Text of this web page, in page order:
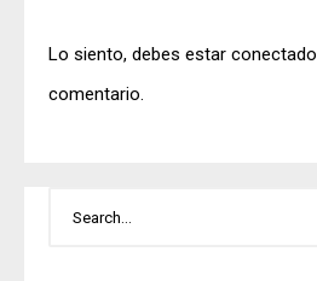
Lo siento, debes estar conectado
comentario.